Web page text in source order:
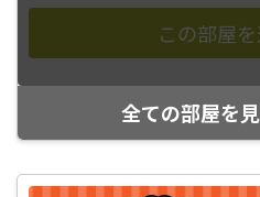
全ての部屋を